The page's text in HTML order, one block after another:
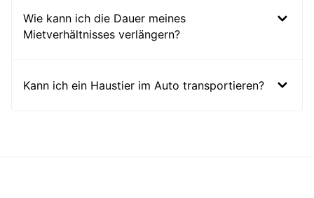
Wie kann ich die Dauer meines
Mietverhältnisses verlängern?
Kann ich ein Haustier im Auto transportieren?